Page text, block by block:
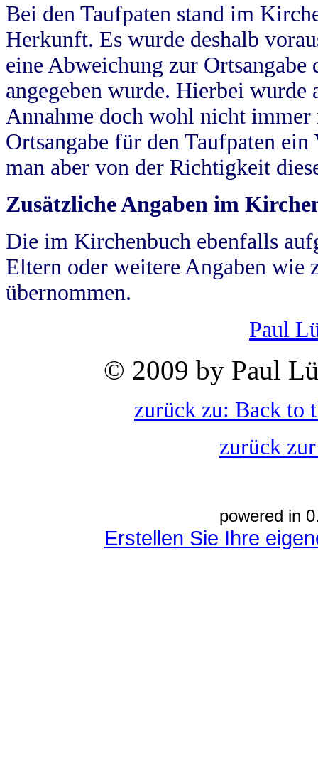
Bei den Taufpaten stand im
Herkunft. Es wurde deshalb
eine Abweichung zur
angegeben wurde. Hierbei wurde
Annahme doch wohl nicht
Ortsangabe für den Taufpaten
man aber von der Richtigkeit
Zusätzliche Angaben im
Die im Kirchenbuch ebenfalls
Eltern oder weitere Angaben wie
übernommen.
Paul
© 2009 by Paul
zurück zu: Back to
zurück
powered in
Erstellen Sie Ihre